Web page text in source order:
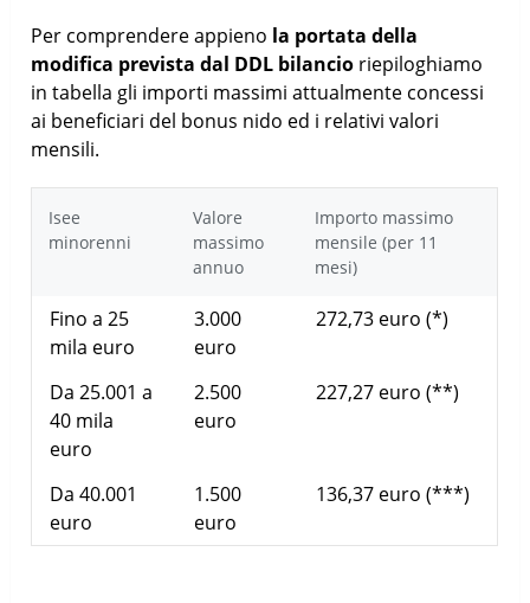
Per comprendere appieno la portata della
modifica prevista dal DDL bilancio riepiloghiamo
in tabella gli importi massimi attualmente concessi
ai beneficiari del bonus nido ed i relativi valori
mensili.
Isee
minorenni
Valore
massimo
annuo
Importo massimo
mensile (per 11
mesi)
Fino a 25
mila euro
3.000
euro
272,73 euro (*)
Da 25.001 a
40 mila
euro
2.500
euro
227,27 euro (**)
Da 40.001
euro
1.500
euro
136,37 euro (***)